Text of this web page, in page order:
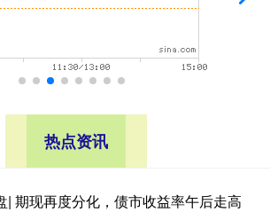
热点资讯
| 期现再度分化，债市收益率午后走高